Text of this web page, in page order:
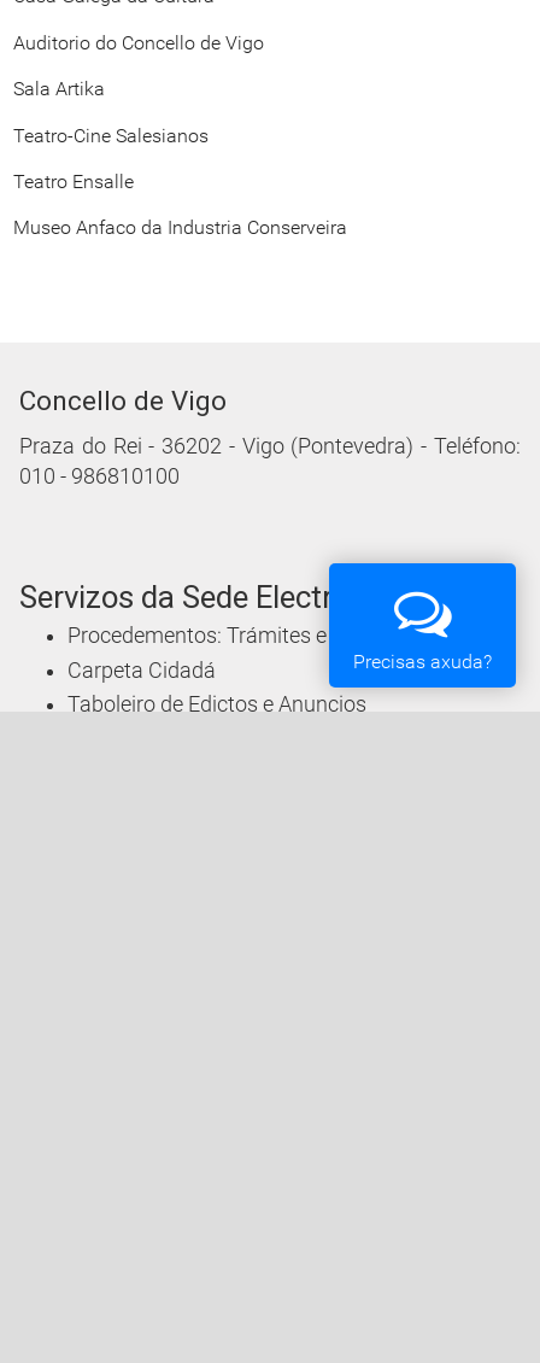
Auditorio do Concello de Vigo
Sala Artika
Teatro-Cine Salesianos
Teatro Ensalle
Museo Anfaco da Industria Conserveira
Concello de Vigo
Praza do Rei - 36202 - Vigo (Pontevedra) - Teléfono:
010 - 986810100
Servizos da Sede Electrónica
Procedementos: Trámites e Impresos
Carpeta Cidadá
Taboleiro de Edictos e Anuncios
Precisas axuda?